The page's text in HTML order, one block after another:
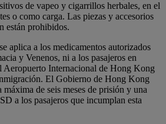
de vapeo y cigarrillos herbales, en el
o como carga. Las piezas y accesorios
están prohibidos.
aplica a los medicamentos autorizados
y Venenos, ni a los pasajeros en
Aeropuerto Internacional de Hong Kong
El Gobierno de Hong Kong
máxima de seis meses de prisión y una
a los pasajeros que incumplan esta